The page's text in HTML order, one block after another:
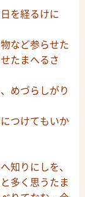
を経るけに
など参らせた
たまへるさ
めづらしがり
つけてもいか
知りにしを、
多く思うたま